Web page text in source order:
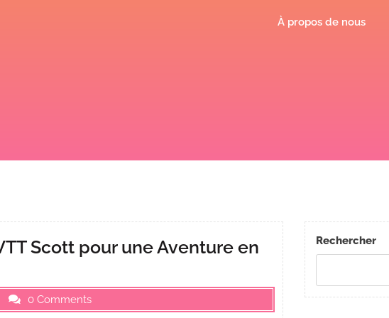
À propos de nous
Scott pour une Aventure en
0 Comments
Rechercher